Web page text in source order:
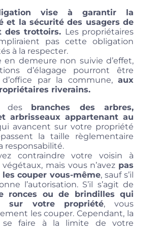
vise à garantir la
et la sécurité des usagers de
des trottoirs. Les propriétaires
pas cette obligation
à la respecter.
en demeure non suivie d’effet,
d’élagage pourront être
par la commune, aux
riverains.
des
branches des arbres,
arbrisseaux appartenant au
avancent sur votre propriété
la taille règlementaire
responsabilité.
contraindre votre voisin à
mais vous n’avez pas
couper vous-même, sauf s’il
l’autorisation. S’il s’agit de
ronces ou de brindilles qui
sur votre propriété, vous
les couper. Cependant, la
faire à la limite de votre